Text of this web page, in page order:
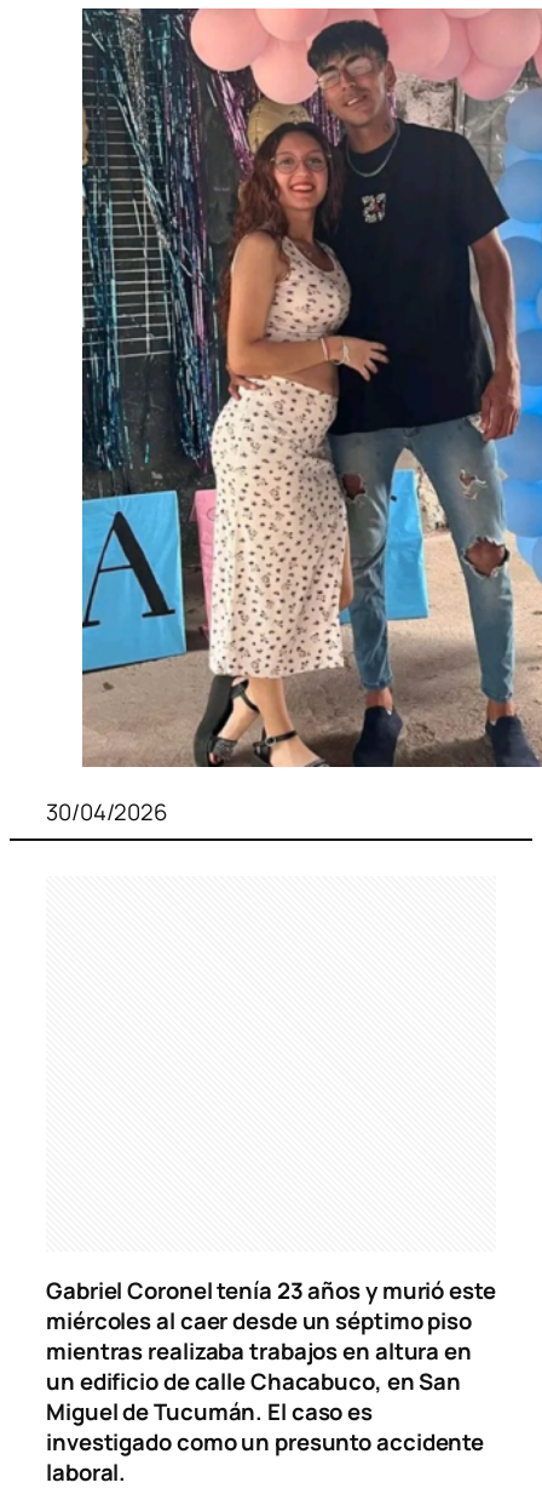
30/04/2026
Gabriel Coronel tenía 23 años y murió este
miércoles al caer desde un séptimo piso
mientras realizaba trabajos en altura en
un edificio de calle Chacabuco, en San
Miguel de Tucumán. El caso es
investigado como un presunto accidente
laboral.